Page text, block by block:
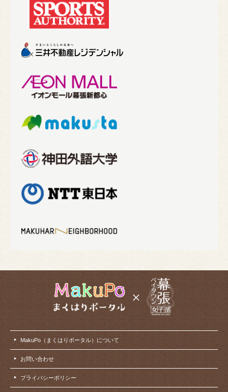
MakuPo（まくはりポータル）について
お問い合わせ
プライバシーポリシー